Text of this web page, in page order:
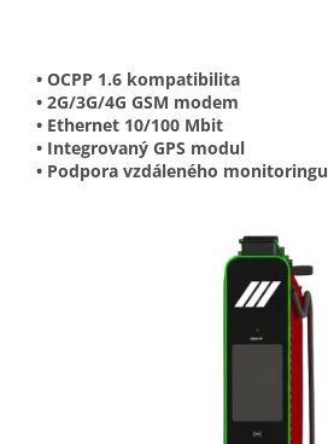
• OCPP 1.6 kompatibilita
• 2G/3G/4G GSM modem
• Ethernet 10/100 Mbit
• Integrovaný GPS modul
• Podpora vzdáleného monitoringu